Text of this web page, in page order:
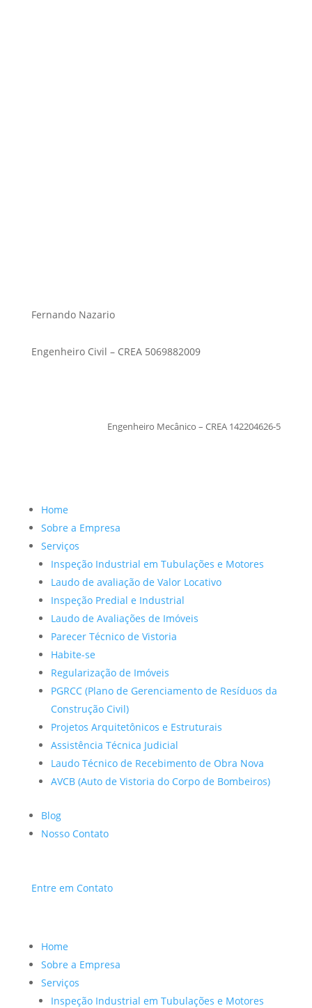
Fernando Nazario
Engenheiro Civil – CREA 5069882009
Engenheiro Mecânico – CREA 142204626-5
Home
Sobre a Empresa
Serviços
Inspeção Industrial em Tubulações e Motores
Laudo de avaliação de Valor Locativo
Inspeção Predial e Industrial
Laudo de Avaliações de Imóveis
Parecer Técnico de Vistoria
Habite-se
Regularização de Imóveis
PGRCC (Plano de Gerenciamento de Resíduos da
Construção Civil)
Projetos Arquitetônicos e Estruturais
Assistência Técnica Judicial
Laudo Técnico de Recebimento de Obra Nova
AVCB (Auto de Vistoria do Corpo de Bombeiros)
Blog
Nosso Contato
Entre em Contato
Home
Sobre a Empresa
Serviços
Inspeção Industrial em Tubulações e Motores